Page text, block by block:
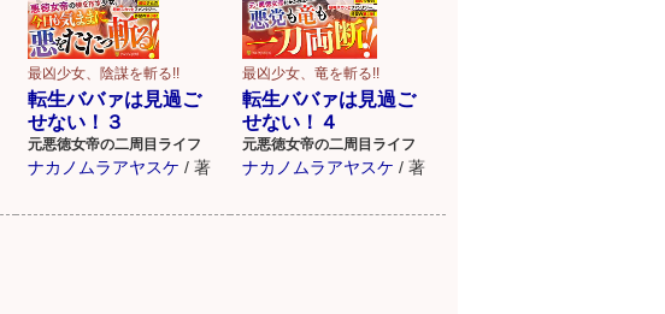
最凶少女、陰謀を斬る!!
転生ババァは見過ご
せない！３
元悪徳女帝の二周目ライフ
ナカノムラアヤスケ / 著
最凶少女、竜を斬る!!
転生ババァは見過ご
せない！４
元悪徳女帝の二周目ライフ
ナカノムラアヤスケ / 著